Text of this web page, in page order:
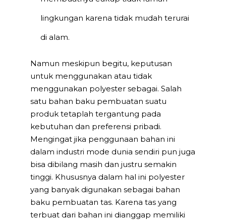
lingkungan karena tidak mudah terurai
di alam.
Namun meskipun begitu, keputusan
untuk menggunakan atau tidak
menggunakan polyester sebagai. Salah
satu bahan baku pembuatan suatu
produk tetaplah tergantung pada
kebutuhan dan preferensi pribadi.
Mengingat jika penggunaan bahan ini
dalam industri mode dunia sendiri pun juga
bisa dibilang masih dan justru semakin
tinggi. Khususnya dalam hal ini polyester
yang banyak digunakan sebagai bahan
baku pembuatan tas. Karena tas yang
terbuat dari bahan ini dianggap memiliki